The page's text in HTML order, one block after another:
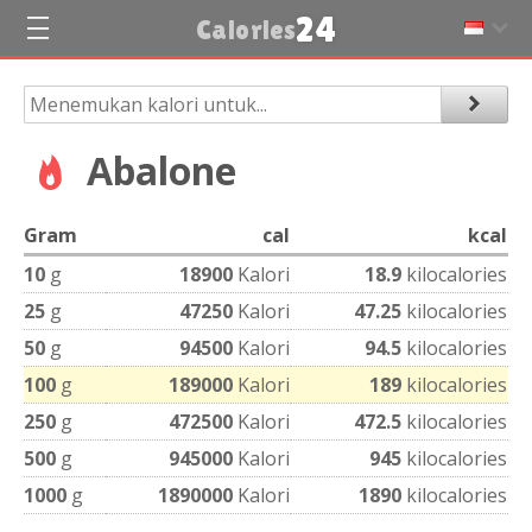
Calories24
Abalone
Gram cal
kcal
10 g 18900 Kalori 18.9 kilocalories
25 g 47250 Kalori 47.25 kilocalories
50 g 94500 Kalori 94.5 kilocalories
100 g 189000 Kalori 189 kilocalories
250 g 472500 Kalori 472.5 kilocalories
500 g 945000 Kalori 945 kilocalories
1000 g 1890000 Kalori 1890 kilocalories